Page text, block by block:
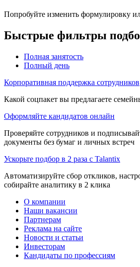
Попробуйте изменить формулировку
Быстрые фильтры
Полная занятость
Полный день
Корпоративная поддержка сотрудников
Какой соцпакет вы предлагаете
Оформляйте кандидатов онлайн
Проверяйте сотрудников и
документы без бумаг и личных встреч
Ускорьте подбор в 2 раза с Talantix
Автоматизируйте сбор откликов,
собирайте аналитику в 2 клика
О компании
Наши вакансии
Партнерам
Реклама на сайте
Новости и статьи
Инвесторам
Кандидаты по профессиям